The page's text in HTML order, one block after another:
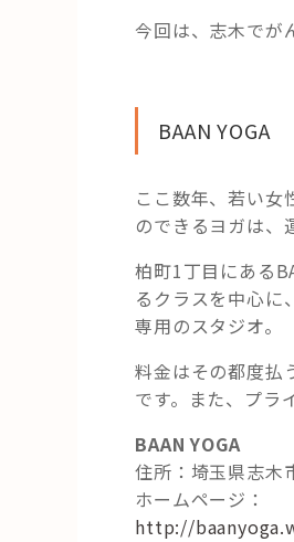
今回は、志木でが
BAAN YOGA
ここ数年、若い女
のできるヨガは
柏町1丁目にある
るクラスを中心に
専用のスタジオ。
料金はその都度払
です。また、プラ
BAAN YOGA
住所：埼玉県志木
ホームページ：
http://